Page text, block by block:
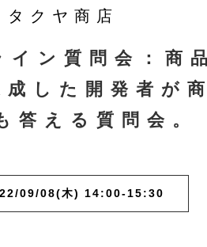
タクヤ商店
ン質問会：商
した開発者が
答える質問会。
09/08(木) 14:00-15:30